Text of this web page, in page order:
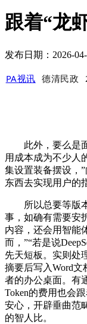
跟着“龙
发布日期：2026-
PA视讯 德清民政
此外，要么是面
用成本成为不少人
集设置装备摆设，
东西去实现用户的
所以总要等版本
事，如确有需要安
内容，还会用智能
而，”“若是说
先天短板。实则处
摘要后写入Word
者的办公桌面。有
Token的费用也会
安心，开辟垂曲范
的智人比。